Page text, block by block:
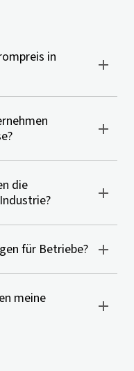
in
die
für Betriebe?
meine